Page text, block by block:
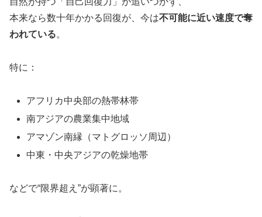
本来なら数十年かかる回復が、今は不可能に近い速度で奪
われている。
特に：
アフリカ中央部の熱帯林帯
南アジアの農業集中地域
アマゾン南縁（マトグロッソ周辺）
中東・中央アジアの乾燥地帯
などで“限界超え”が顕著に。